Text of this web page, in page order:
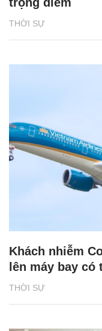
THỜI SỰ
THỜI SỰ
Khách nhiễm
lên máy bay